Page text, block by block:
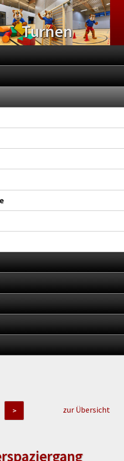
Turnen
> zur Übersicht